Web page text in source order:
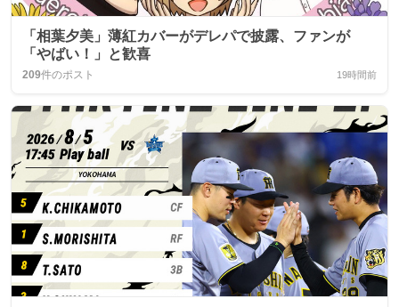
「相葉夕美」薄紅カバーがデレパで披露、ファンが
「やばい！」と歓喜
209件のポスト 19時間前